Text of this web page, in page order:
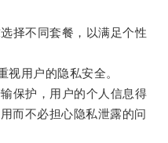
不同套餐，以满足个性
用户的隐私安全。
护，用户的个人信息得
而不必担心隐私泄露的问